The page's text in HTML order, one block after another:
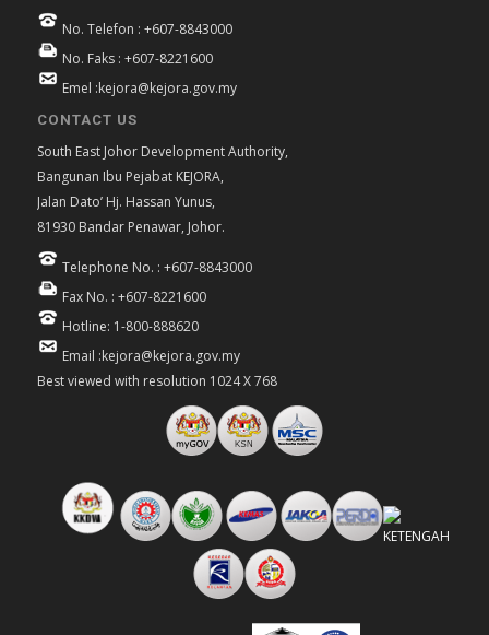
No. Telefon : +607-8843000
No. Faks : +607-8221600
Emel :kejora@kejora.gov.my
CONTACT US
South East Johor Development Authority,
Bangunan Ibu Pejabat KEJORA,
Jalan Dato’ Hj. Hassan Yunus,
81930 Bandar Penawar, Johor.
Telephone No. : +607-8843000
Fax No. : +607-8221600
Hotline: 1-800-888620
Email :kejora@kejora.gov.my
Best viewed with resolution 1024 X 768